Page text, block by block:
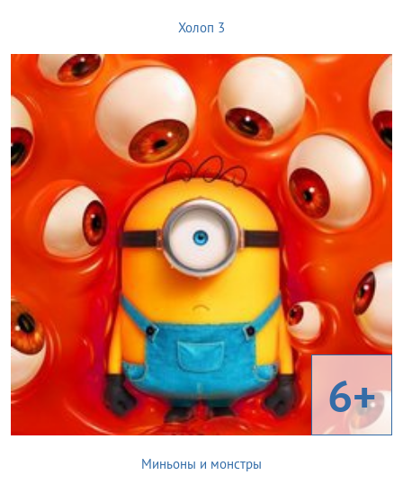
Холоп 3
6+
Миньоны и монстры